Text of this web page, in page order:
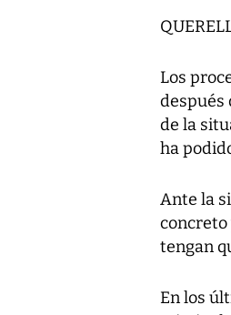
Los
después
de la
ha
Ante la
concreto
tengan
En los